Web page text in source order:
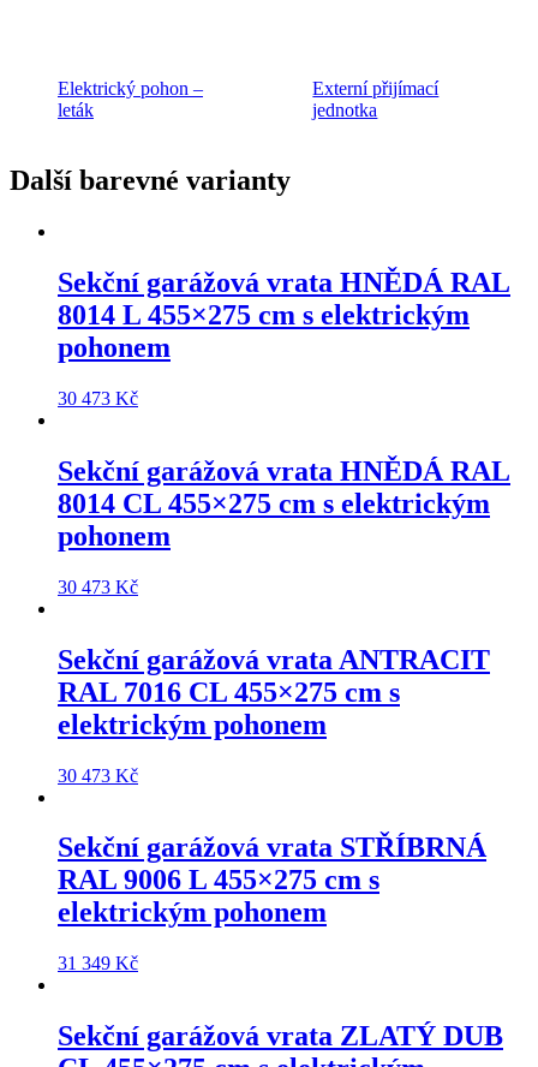
Elektrický pohon –
leták
Externí přijímací
jednotka
Další barevné varianty
Sekční garážová vrata HNĚDÁ RAL
8014 L 455×275 cm s elektrickým
pohonem
30 473 Kč
Sekční garážová vrata HNĚDÁ RAL
8014 CL 455×275 cm s elektrickým
pohonem
30 473 Kč
Sekční garážová vrata ANTRACIT
RAL 7016 CL 455×275 cm s
elektrickým pohonem
30 473 Kč
Sekční garážová vrata STŘÍBRNÁ
RAL 9006 L 455×275 cm s
elektrickým pohonem
31 349 Kč
Sekční garážová vrata ZLATÝ DUB